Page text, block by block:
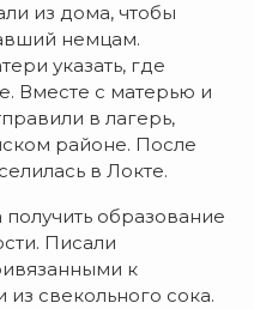
из дома, чтобы
немцам.
указать, где
Вместе с матерью и
в лагерь,
районе. После
в Локте.
образование
Писали
к
свекольного сока.